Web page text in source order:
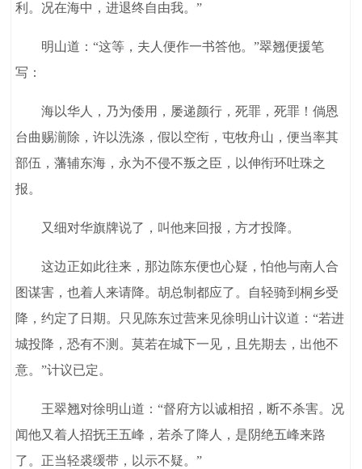
利。况在海中，进退终自由我。”
明山道：“这等，夫人便作一书答他。”翠翘便援笔
写：
海以华人，乃为倭用，屡递颜行，死罪，死罪！倘恩
台曲赐湔除，许以洗涤，假以空衔，屯牧舟山，便当率其
部伍，藩辅东海，永为不侵不叛之臣，以伸衔环吐珠之
报。
又细对华旗牌说了，叫他来回报，方才投降。
这边正如此往来，那边陈东便也心疑，怕他与南人合
图谋害，也着人来请降。胡总制都应了。自轻骑到桐乡受
降，约定了日期。只见陈东过营来见徐明山计议道：“若进
城投降，恐有不测。莫若在城下一见，且先期去，出他不
意。”计议已定。
王翠翘对徐明山道：“督府方以诚相招，断不杀害。况
闻他又着人招抚王五峰，若杀了降人，是阴绝五峰来路
了。正当轻裘缓带，以示不疑。”